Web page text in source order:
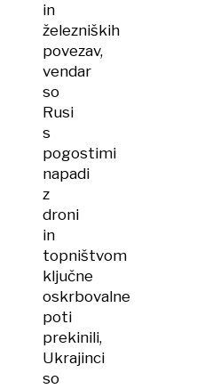
in
železniških
povezav,
vendar
so
Rusi
s
pogostimi
napadi
z
droni
in
topništvom
ključne
oskrbovalne
poti
prekinili,
Ukrajinci
so